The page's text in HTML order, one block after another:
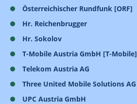
Österreichischer Rundfunk [ORF]
Hr. Reichenbrugger
Hr. Sokolov
T-Mobile Austria GmbH [T-Mobile]
Telekom Austria AG
Three United Mobile Solutions AG
UPC Austria GmbH